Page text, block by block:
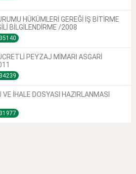
HÜKÜMLERİ GEREĞİ İŞ BİTİRME
BİLGİLENDİRME /2008
PEYZAJ MİMARI ASGARİ
İHALE DOSYASI HAZIRLANMASI